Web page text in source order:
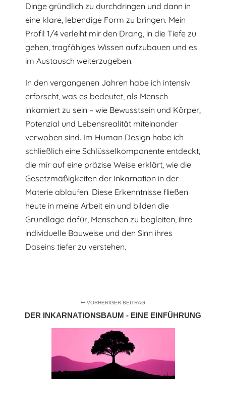
Dinge gründlich zu durchdringen und dann in
eine klare, lebendige Form zu bringen. Mein
Profil 1/4 verleiht mir den Drang, in die Tiefe zu
gehen, tragfähiges Wissen aufzubauen und es
im Austausch weiterzugeben.
In den vergangenen Jahren habe ich intensiv
erforscht, was es bedeutet, als Mensch
inkarniert zu sein – wie Bewusstsein und Körper,
Potenzial und Lebensrealität miteinander
verwoben sind. Im Human Design habe ich
schließlich eine Schlüsselkomponente entdeckt,
die mir auf eine präzise Weise erklärt, wie die
Gesetzmäßigkeiten der Inkarnation in der
Materie ablaufen. Diese Erkenntnisse fließen
heute in meine Arbeit ein und bilden die
Grundlage dafür, Menschen zu begleiten, ihre
individuelle Bauweise und den Sinn ihres
Daseins tiefer zu verstehen.
VORHERIGER BEITRAG
DER INKARNATIONSBAUM - EINE EINFÜHRUNG